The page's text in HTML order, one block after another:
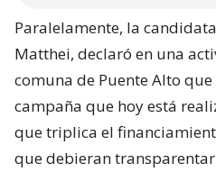
Paralelamente, la
Matthei, declaró en una
comuna de Puente Alto
campaña que hoy está
que triplica el
que debieran